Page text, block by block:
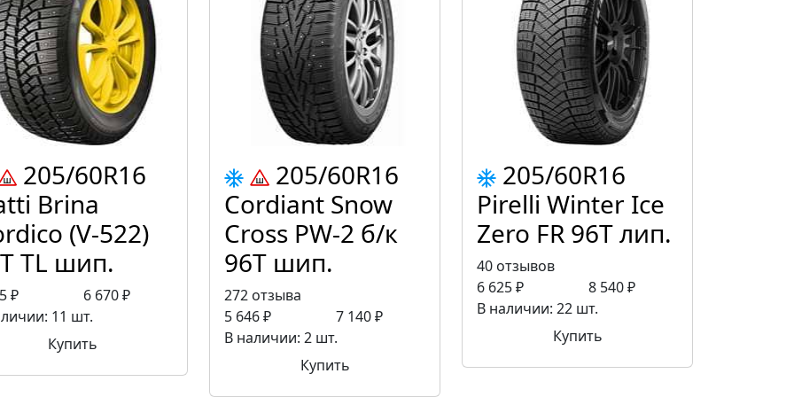
205/60R16
Brina
(V-522)
TL шип.
₽
6 670 ₽
11 шт.
Купить
205/60R16
Cordiant Snow
Cross PW-2 б/к
96T шип.
272 отзыва
5 646 ₽
7 140 ₽
В наличии: 2 шт.
Купить
205/60R16
Pirelli Winter Ice
Zero FR 96Т лип.
40 отзывов
6 625 ₽
8 540 ₽
В наличии: 22 шт.
Купить